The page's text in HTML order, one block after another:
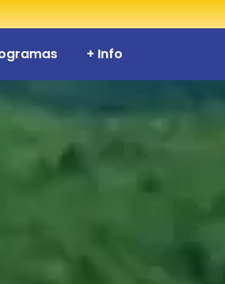
+ Info